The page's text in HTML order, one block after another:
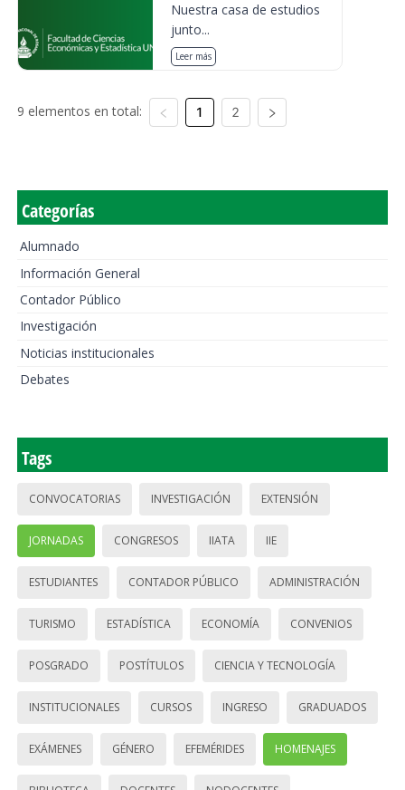
Nuestra casa de estudios
junto...
Leer más
9 elementos en total: 1 2
Categorías
Alumnado
Información General
Contador Público
Investigación
Noticias institucionales
Debates
Tags
CONVOCATORIAS INVESTIGACIÓN EXTENSIÓN
JORNADAS CONGRESOS IIATA IIE
ESTUDIANTES CONTADOR PÚBLICO ADMINISTRACIÓN
TURISMO ESTADÍSTICA ECONOMÍA CONVENIOS
POSGRADO POSTÍTULOS CIENCIA Y TECNOLOGÍA
INSTITUCIONALES CURSOS INGRESO GRADUADOS
EXÁMENES GÉNERO EFEMÉRIDES HOMENAJES